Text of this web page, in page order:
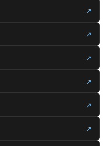
↗
↗
↗
↗
↗
↗